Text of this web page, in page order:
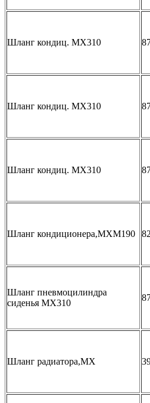
Шланг кондиц. MX310
Шланг кондиц. MX310
Шланг кондиц. MX310
Шланг кондиционера,MXM190
Шланг пневмоцилиндра
сиденья MX310
Шланг радиатора,MX